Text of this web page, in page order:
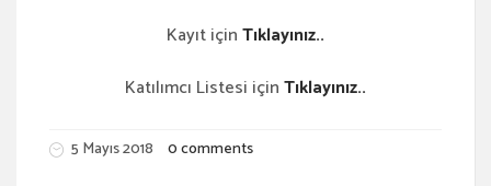
Kayıt içinTıklayınız..
Katılımcı Listesi içinTıklayınız..
5 Mayıs 2018 0 comments